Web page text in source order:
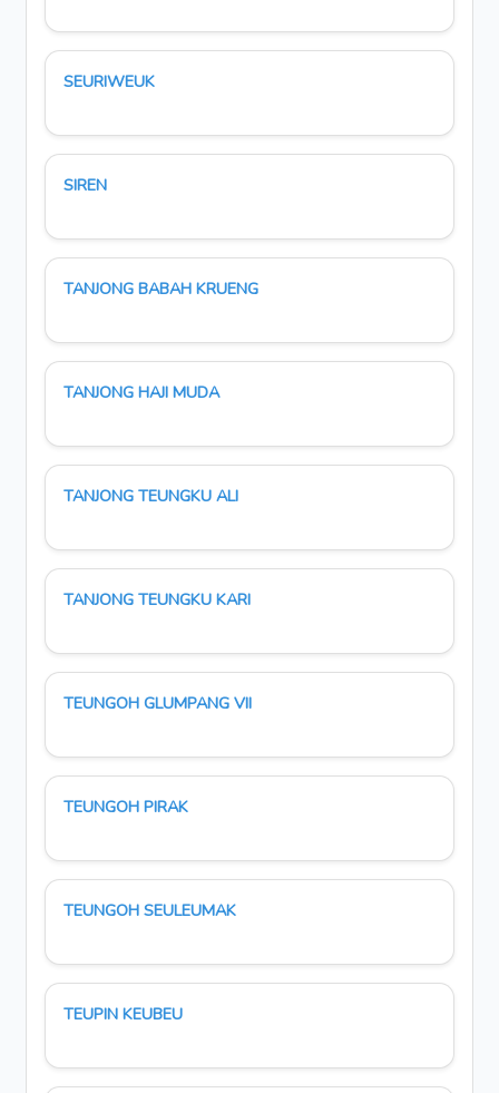
SEURIWEUK
SIREN
TANJONG BABAH KRUENG
TANJONG HAJI MUDA
TANJONG TEUNGKU ALI
TANJONG TEUNGKU KARI
TEUNGOH GLUMPANG VII
TEUNGOH PIRAK
TEUNGOH SEULEUMAK
TEUPIN KEUBEU